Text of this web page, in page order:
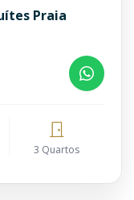
Praia
3 Quartos